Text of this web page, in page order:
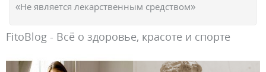
«Не является лекарственным средством»
FitoBlog - Всё о здоровье, красоте и спорте